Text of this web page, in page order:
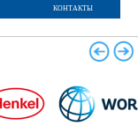
контакты